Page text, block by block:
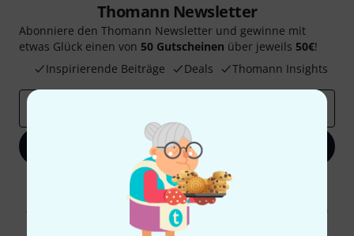
Thomann Newsletter
Abonniere den Thomann Newsletter und gewinne mit
etwas Glück einen von 50 Gutscheinen über jeweils 50€!
Inspirierende Beiträge
Deals Thomann Insights
Jetzt anmelden
Mit Klick auf „Jetzt anmelden“ stimmen Sie dem Erhalt von E-Mail-
Werbung und einer Messung des E-Mail-Nutzungsverhaltens zu. Die
Abmeldung ist jederzeit möglich. Weitere Informationen finden Sie in
unseren
Datenschutzhinweisen